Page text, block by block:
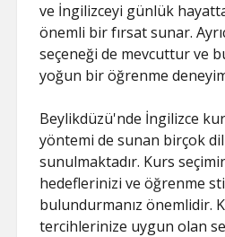
ve İngilizceyi günlük
önemli bir fırsat sunar.
seçeneği de mevcuttur ve
yoğun bir öğrenme
Beylikdüzü'nde İngilizce
yöntemi de sunan birçok
sunulmaktadır. Kurs
hedeflerinizi ve öğrenme
bulundurmanız önemlidir.
tercihlerinize uygun olan